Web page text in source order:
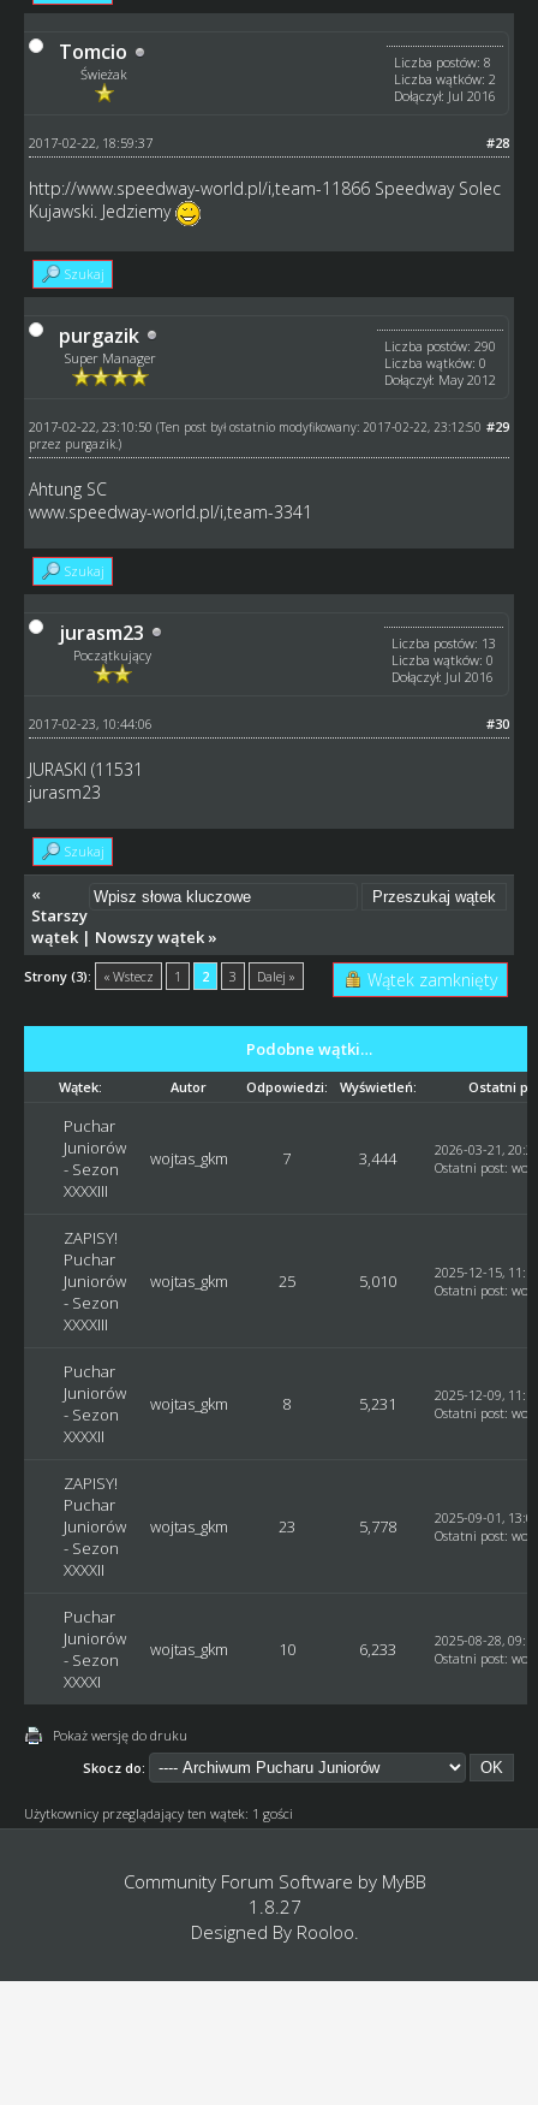
Tomcio
Świeżak
Liczba postów: 8
Liczba wątków: 2
Dołączył: Jul 2016
#28
2017-02-22, 18:59:37
http://www.speedway-world.pl/i,team-11866Speedway Solec
Kujawski. Jedziemy
Szukaj
purgazik
Super Manager
Liczba postów: 290
Liczba wątków: 0
Dołączył: May 2012
#29
2017-02-22, 23:10:50 (Ten post był ostatnio modyfikowany: 2017-02-22, 23:12:50
przez purgazik.)
Ahtung SC
www.speedway-world.pl/i,team-3341
Szukaj
jurasm23
Początkujący
Liczba postów: 13
Liczba wątków: 0
Dołączył: Jul 2016
#30
2017-02-23, 10:44:06
JURASKI (11531
jurasm23
Szukaj
«
Starszy
wątek| Nowszy wątek»
Strony (3): « Wstecz 1 2 3 Dalej » Wątek zamknięty
Podobne wątki…
Wątek: Autor Odpowiedzi: Wyświetleń: Ostatni
Puchar
Juniorów
- Sezon
XXXXIII
wojtas_gkm 7 3,444
2026-03-21,
Ostatni post:
ZAPISY!
Puchar
Juniorów
- Sezon
XXXXIII
wojtas_gkm 25 5,010
2025-12-15,
Ostatni post:
Puchar
Juniorów
- Sezon
XXXXII
wojtas_gkm 8 5,231
2025-12-09,
Ostatni post:
ZAPISY!
Puchar
Juniorów
- Sezon
XXXXII
wojtas_gkm 23 5,778
2025-09-01,
Ostatni post:
Puchar
Juniorów
- Sezon
XXXXI
wojtas_gkm 10 6,233
2025-08-28,
Ostatni post:
Pokaż wersję do druku
Skocz do:
Użytkownicy przeglądający ten wątek: 1 gości
Community Forum Software by MyBB
1.8.27
Designed By Rooloo